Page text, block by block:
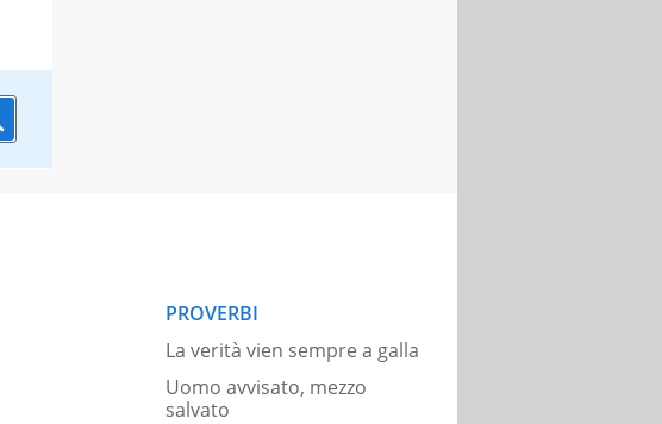
PROVERBI
La verità vien sempre a galla
Uomo avvisato, mezzo
salvato